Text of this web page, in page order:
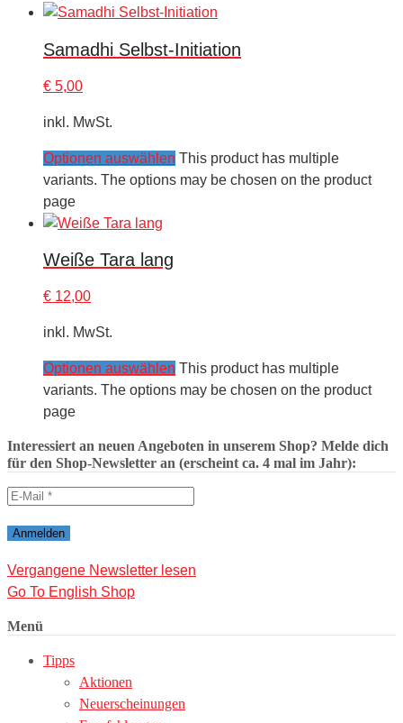
Samadhi Selbst-Initiation
€ 5,00
inkl. MwSt.
Optionen auswählen This product has multiple
variants. The options may be chosen on the product
page
Weiße Tara lang
€ 12,00
inkl. MwSt.
Optionen auswählen This product has multiple
variants. The options may be chosen on the product
page
Interessiert an neuen Angeboten in unserem Shop? Melde dich
für den Shop-Newsletter an (erscheint ca. 4 mal im Jahr):
Vergangene Newsletter lesen
Go To English Shop
Menü
Tipps
Aktionen
Neuerscheinungen